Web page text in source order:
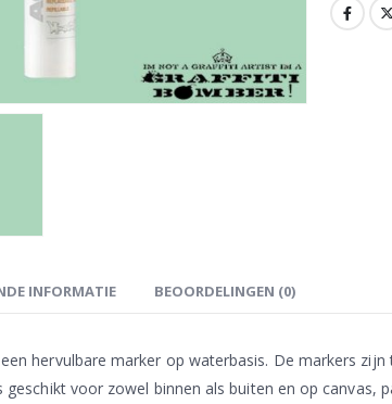
INFORMATIE BEOORDELINGEN (0)
hervulbare marker op waterbasis. De markers
voor zowel binnen als buiten en op